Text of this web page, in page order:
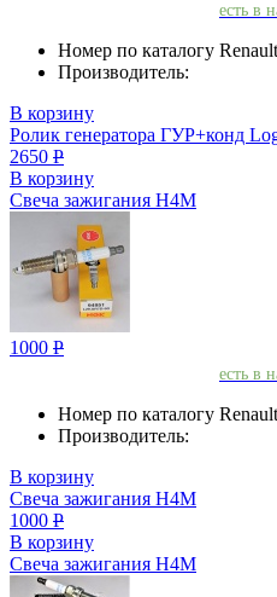
есть в
Номер по каталогу
Производитель:
В корзину
Ролик генератора ГУР+конд
2650 Р
В корзину
Свеча зажигания H4M
1000 Р
есть в
Номер по каталогу
Производитель:
В корзину
Свеча зажигания H4M
1000 Р
В корзину
Свеча зажигания H4M